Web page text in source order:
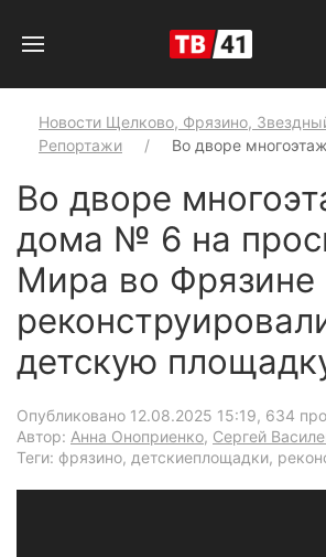
Новости Щелково, Фрязино,
Репортажи
Во дворе
Во дворе
дома № 6 на
Мира во Фрязине
детскую
Опубликовано 12.08.2025 15:19, 634
Автор: Анна Оноприенко, Сергей
Теги: фрязино, детскиеплощадки,